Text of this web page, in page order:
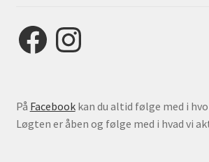
FacebookInstagram
På Facebookkan du altid følge med i
Løgten er åben og følge med i hvad vi